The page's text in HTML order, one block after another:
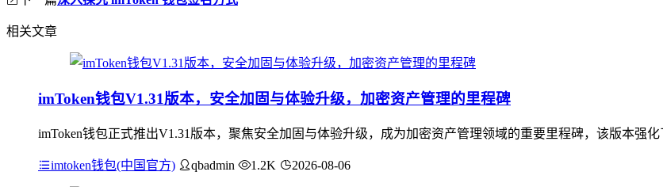
相关文章
imToken钱包V1.31版本，安全加固与体验升级，加密资产管理的里程碑
imToken钱包正式推出V1.31版本，聚焦安全加固与体验升级，成为加密资产管理领域的重要里程碑，该版本强
imtoken钱包(中国官方) qbadmin 1.2K 2026-08-06